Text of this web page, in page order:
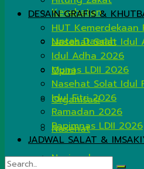
Kesehatan
Lintas Daerah
Opini
Organisasi
Nasehat
Nasional
DESAIN GRAFIS &
HUT Kemerdekaan
Nasehat Salat Idul
Idul Adha 2026
Munas LDII 2026
Nasehat Solat Idul
Idul Fitri 2026
Ramadan 2026
Rapimnas LDII 2026
JADWAL SALAT &